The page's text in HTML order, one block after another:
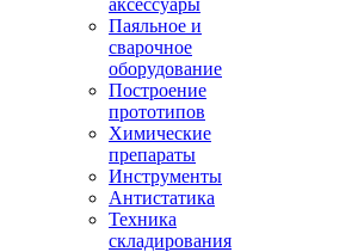
аксессуары
Паяльное и
сварочное
оборудование
Построение
прототипов
Химические
препараты
Инструменты
Aнтистатика
Техника
складирования